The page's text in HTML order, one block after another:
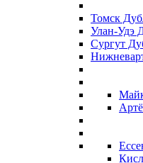
Томск
Улан-Удэ
Сургут